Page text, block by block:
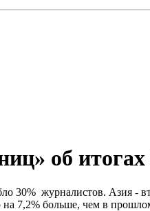
об итогах
30% журналистов. Азия -
7,2% больше, чем в